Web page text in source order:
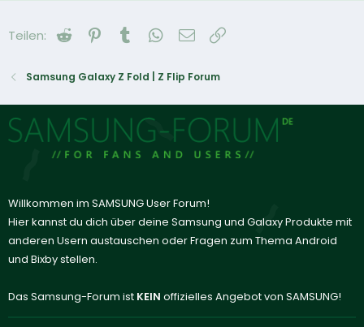
Teilen: Reddit Pinterest
Tumblr WhatsApp
E-Mail
Samsung Galaxy Z Fold | Z Flip Forum
Willkommen im SAMSUNG User Forum!
Hier kannst du dich über deine Samsung und Galaxy Produkte mit
anderen Usern austauschen oder Fragen zum Thema Android
und Bixby stellen.
Das Samsung-Forum ist KEIN offizielles Angebot von SAMSUNG!